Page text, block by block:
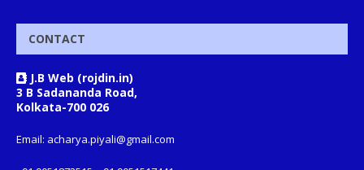
CONTACT
J.B Web (rojdin.in)
3 B Sadananda Road,
Kolkata-700 026
Email: acharya.piyali@gmail.com